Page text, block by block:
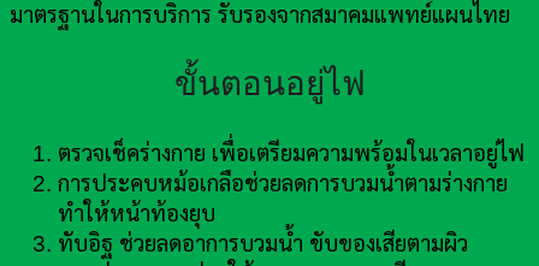
มาตรฐานในการบริการ รับรองจากสมาคมแพทย์แผนไทย
ขั้นตอนอยู่ไฟ
ตรวจเช็คร่างกาย เพื่อเตรียมความพร้อมในเวลาอยู่ไฟ
การประคบหม้อเกลือช่วยลดการบวมน้ำตามร่างกาย
ทำให้หน้าท้องยุบ
ทับอิฐ ช่วยลดอาการบวมน้ำ ขับของเสียตามผิว